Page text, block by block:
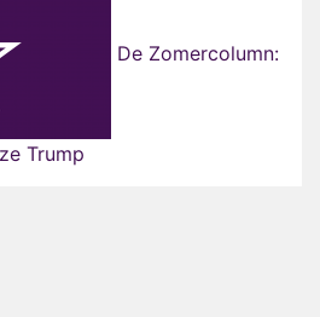
De Zomercolumn:
Trump